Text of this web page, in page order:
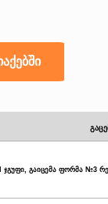
II ჯგუფი, გაიცემა ფორმა №3